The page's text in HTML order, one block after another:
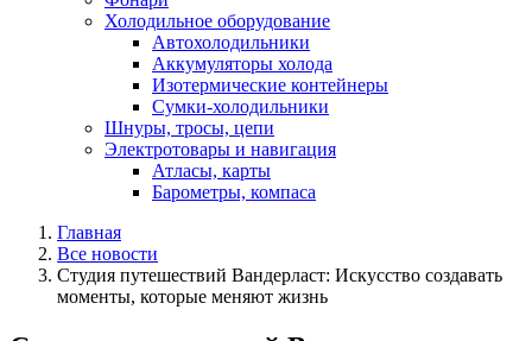
Холодильное оборудование
Автохолодильники
Аккумуляторы холода
Изотермические контейнеры
Сумки-холодильники
Шнуры, тросы, цепи
Электротовары и навигация
Атласы, карты
Барометры, компаса
Главная
Все новости
Студия путешествий Вандерласт: Искусство создавать
моменты, которые меняют жизнь